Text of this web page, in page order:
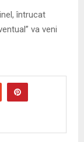
întrucat
va veni